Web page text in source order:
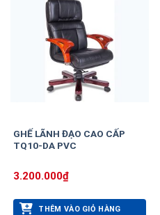
GHẾ LÃNH ĐẠO CAO CẤP
TQ10-DA PVC
3.200.000₫
THÊM VÀO GIỎ HÀNG